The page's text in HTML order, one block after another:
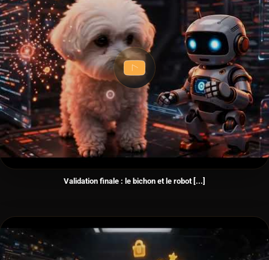
Validation finale : le bichon et le robot [...]